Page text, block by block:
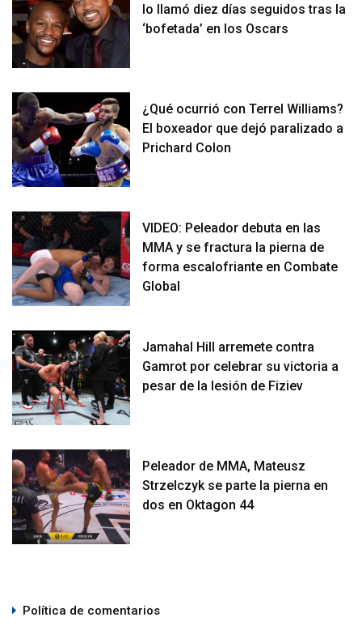
lo llamó diez días seguidos tras la
‘bofetada’ en los Oscars
¿Qué ocurrió con Terrel Williams?
El boxeador que dejó paralizado a
Prichard Colon
VIDEO: Peleador debuta en las
MMA y se fractura la pierna de
forma escalofriante en Combate
Global
Jamahal Hill arremete contra
Gamrot por celebrar su victoria a
pesar de la lesión de Fiziev
Peleador de MMA, Mateusz
Strzelczyk se parte la pierna en
dos en Oktagon 44
Política de comentarios